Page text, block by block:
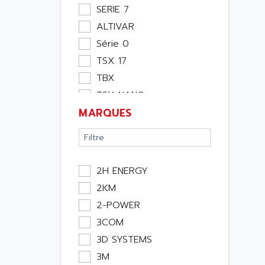
Pupitre Opérateur
Rack
Etude
Software
Variateur
Actif
Consommable
Energie
Optoélectronique
Passif
Bureau
Emballage
Informatique
SERIE 7
ALTIVAR
Série 0
TSX 17
TBX
TSX NANO
TSX PREMIUM
ASI
APRIL 5000
XUD
TSX MICRO
MAGELIS
TCCX
CCX17
TELEFAST
MARQUES
2H ENERGY
2KM
2-POWER
3COM
3D SYSTEMS
3M